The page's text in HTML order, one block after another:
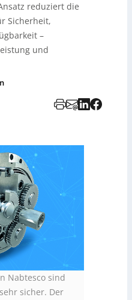
reduziert die
Sicherheit,
–
und
Nabtesco sind
sicher. Der